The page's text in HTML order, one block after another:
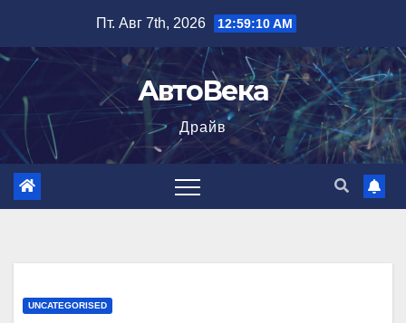
содержимому
Пт. Авг 7th, 2026 12:59:11 AM
АвтоВека
Драйв
UNCATEGORISED